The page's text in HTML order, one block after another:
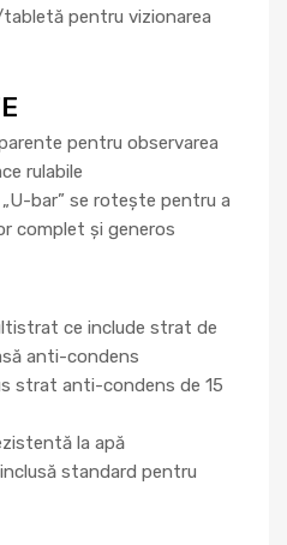
pentru vizionarea
pentru observarea
rulabile
bar” se rotește pentru a
complet și generos
ce include strat de
anti-condens
strat anti-condens de 15
la apă
standard pentru